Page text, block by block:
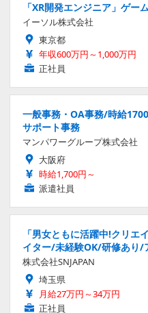
「XR開発エンジニア」ゲー
イーソル株式会社
東京都
年収600万円～1,000万円
正社員
一般事務・OA事務/時給
サポート事務
マンパワーグループ株式会社
大阪府
時給1,700円～
派遣社員
「男女ともに活躍中!クリエ
イター/未経験OK/研修あり/
株式会社SNJAPAN
埼玉県
月給27万円～34万円
正社員